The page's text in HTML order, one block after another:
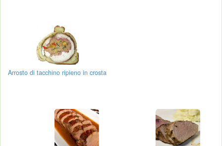
Arrosto di tacchino ripieno in crosta